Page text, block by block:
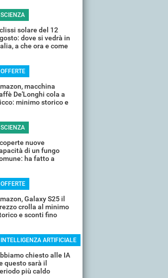
SCIENZA
solare del 12
dove si vedrà in
a che ora e come
OFFERTE
macchina
De'Longhi cola a
minimo storico e
SCIENZA
nuove
di un fungo
ha fatto a
OFFERTE
Galaxy S25 il
crolla al minimo
e sconti fino
INTELLIGENZA ARTIFICIALE
chiesto alle IA
questo sarà il
più caldo